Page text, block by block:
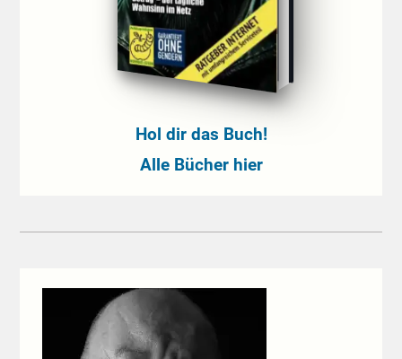
Hol dir das Buch!
Alle Bücher hier